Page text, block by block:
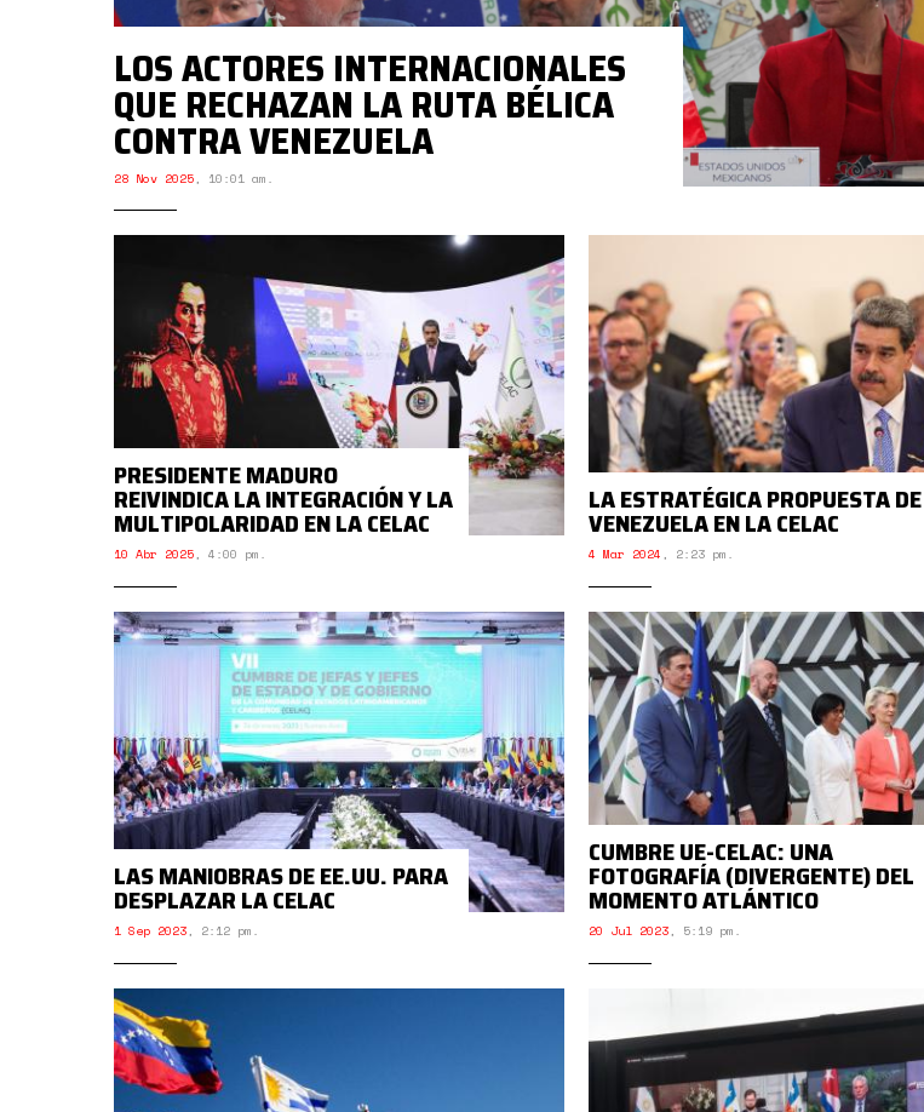
LOS ACTORES INTERNACIONALES
QUE RECHAZAN LA RUTA BÉLICA
CONTRA VENEZUELA
28 Nov 2025, 10:01 am.
PRESIDENTE MADURO
REIVINDICA LA INTEGRACIÓN Y LA
MULTIPOLARIDAD EN LA CELAC
10 Abr 2025, 4:00 pm.
LA ESTRATÉGICA PROPUESTA DE
VENEZUELA EN LA CELAC
4 Mar 2024 , 2:23 pm.
LAS MANIOBRAS DE EE.UU. PARA
DESPLAZAR LA CELAC
1 Sep 2023, 2:12 pm.
CUMBRE UE-CELAC: UNA
FOTOGRAFÍA (DIVERGENTE) DEL
MOMENTO ATLÁNTICO
20 Jul 2023, 5:19 pm.